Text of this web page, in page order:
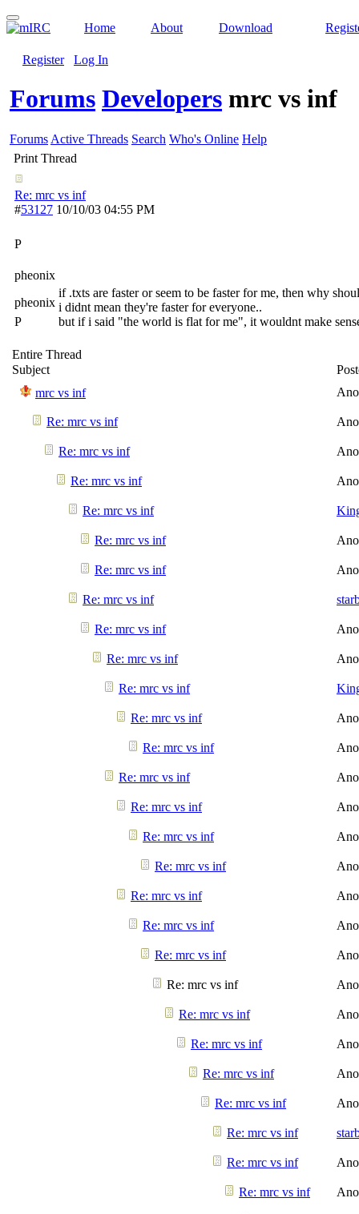
Home About Download
Register Log In
Forums Developers mrc vs inf
Forums Active Threads Search Who's Online Help
Print Thread
Re: mrc vs inf
#53127 10/10/03 04:55 PM
P
pheonix
pheonix
P
if .txts are faster or seem to be faster for me, then why
i didnt mean they're faster for everyone..
but if i said "the world is flat for me", it wouldnt make
Entire Thread
Subject
mrc vs inf
Re: mrc vs inf
Re: mrc vs inf
Re: mrc vs inf
Re: mrc vs inf
Re: mrc vs inf
Re: mrc vs inf
Re: mrc vs inf
Re: mrc vs inf
Re: mrc vs inf
Re: mrc vs inf
Re: mrc vs inf
Re: mrc vs inf
Re: mrc vs inf
Re: mrc vs inf
Re: mrc vs inf
Re: mrc vs inf
Re: mrc vs inf
Re: mrc vs inf
Re: mrc vs inf
Re: mrc vs inf
Re: mrc vs inf
Re: mrc vs inf
Re: mrc vs inf
Re: mrc vs inf
Re: mrc vs inf
Re: mrc vs inf
Re: mrc vs inf